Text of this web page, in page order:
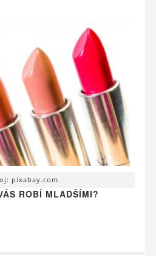
pixabay.com
ROBÍ MLADŠÍMI?